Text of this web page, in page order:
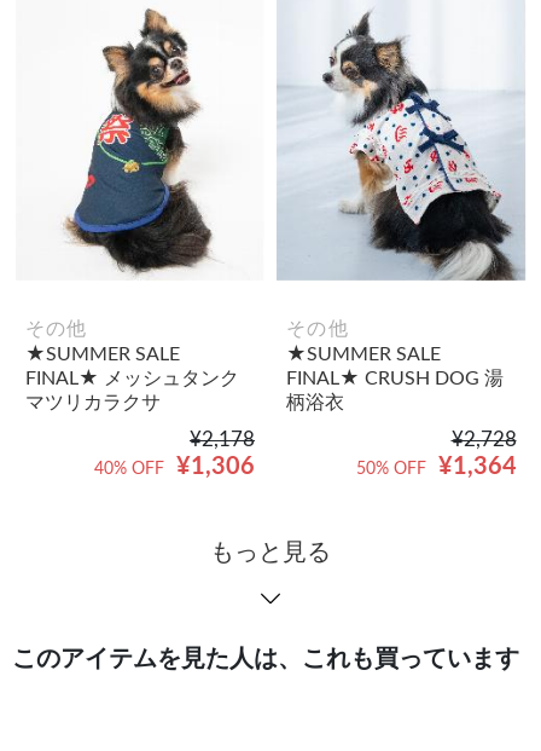
その他
★SUMMER SALE
FINAL★ メッシュタンク
マツリカラクサ
¥2,178
¥1,306
40% OFF
その他
★SUMMER SALE
FINAL★ CRUSH DOG 湯
柄浴衣
¥2,728
¥1,364
50% OFF
もっと見る
このアイテムを見た人は、これも買っています